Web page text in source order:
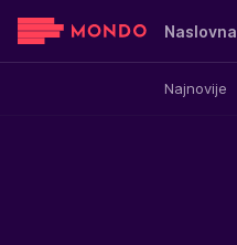
Naslovna
Najnovije
Sensa